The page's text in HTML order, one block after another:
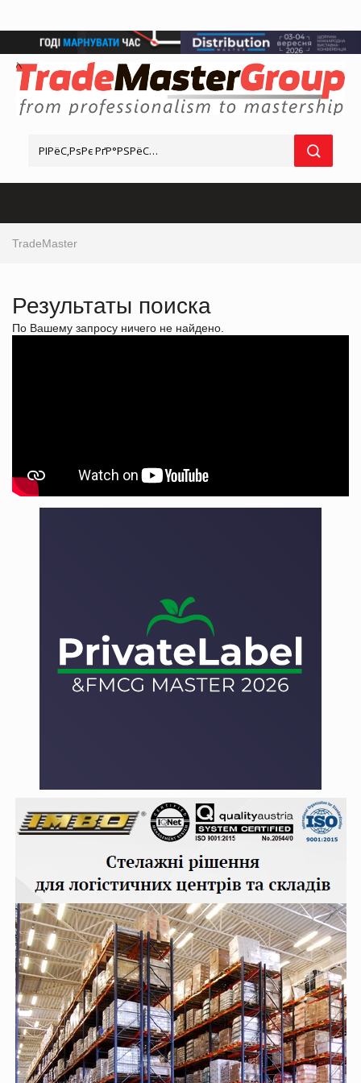
TradeMaster
Результаты поиска
По Вашему запросу ничего не найдено.